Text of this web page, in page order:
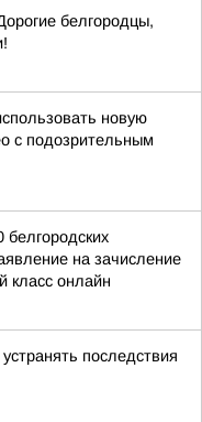
белгородцы,
новую
с подозрительным
белгородских
на зачисление
класс онлайн
последствия